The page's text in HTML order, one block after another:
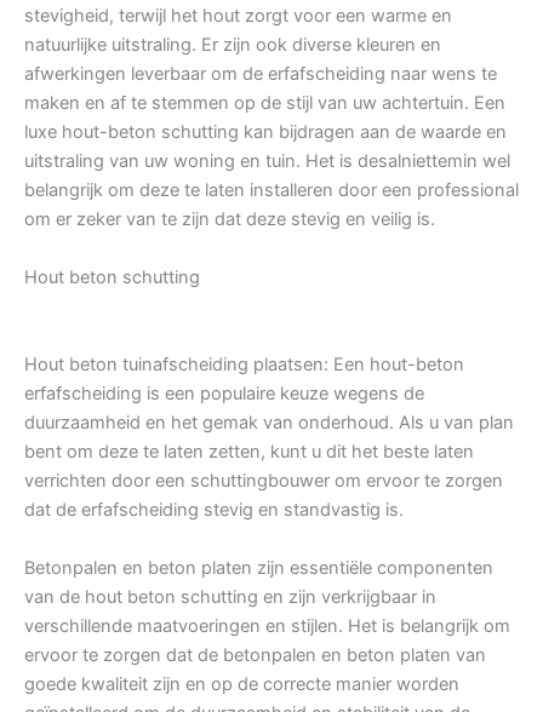
stevigheid, terwijl het hout zorgt voor een warme en
natuurlijke uitstraling. Er zijn ook diverse kleuren en
afwerkingen leverbaar om de erfafscheiding naar wens te
maken en af te stemmen op de stijl van uw achtertuin. Een
luxe hout-beton schutting kan bijdragen aan de waarde en
uitstraling van uw woning en tuin. Het is desalniettemin wel
belangrijk om deze te laten installeren door een professional
om er zeker van te zijn dat deze stevig en veilig is.
Hout beton schutting
Hout beton tuinafscheiding plaatsen: Een hout-beton
erfafscheiding is een populaire keuze wegens de
duurzaamheid en het gemak van onderhoud. Als u van plan
bent om deze te laten zetten, kunt u dit het beste laten
verrichten door een schuttingbouwer om ervoor te zorgen
dat de erfafscheiding stevig en standvastig is.
Betonpalen en beton platen zijn essentiële componenten
van de hout beton schutting en zijn verkrijgbaar in
verschillende maatvoeringen en stijlen. Het is belangrijk om
ervoor te zorgen dat de betonpalen en beton platen van
goede kwaliteit zijn en op de correcte manier worden